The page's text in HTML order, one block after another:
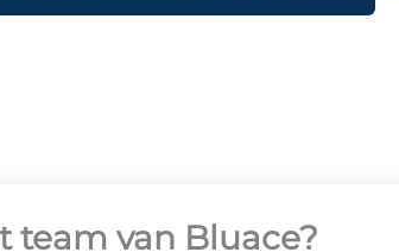
team van Bluace?